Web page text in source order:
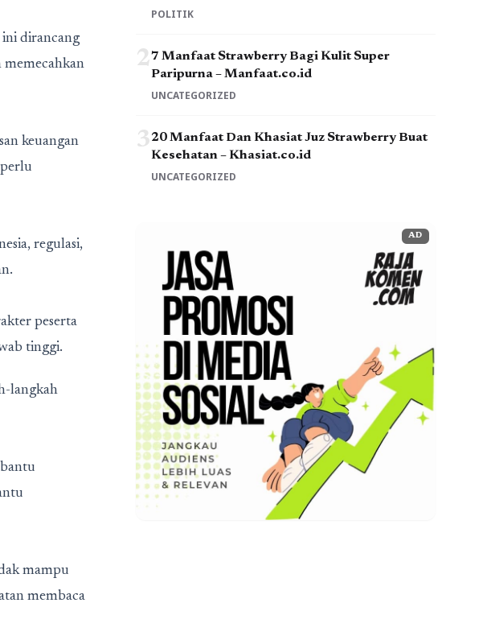
ini dirancang
memecahkan
keuangan
regulasi,
peserta
tinggi.
langkah
mampu
membaca
POLITIK
27 Manfaat Strawberry Bagi Kulit Super
Paripurna – Manfaat.co.id
UNCATEGORIZED
320 Manfaat Dan Khasiat Juz Strawberry Buat
Kesehatan – Khasiat.co.id
UNCATEGORIZED
AD